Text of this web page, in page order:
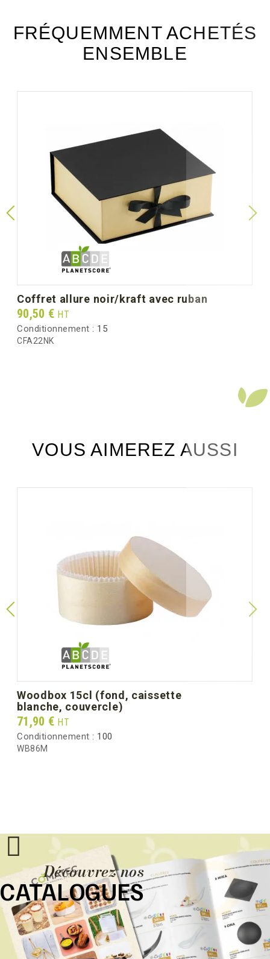
FRÉQUEMMENT ACHETÉS
ENSEMBLE
coffret allure noir/kraft avec ruban
Prix
90,50 € HT
Conditionnement : 15
CFA22NK
VOUS AIMEREZ AUSSI
woodbox 15cl (fond, caissette
blanche, couvercle)
Prix
71,90 € HT
Conditionnement : 100
WB86M
Découvrez nos
CATALOGUES